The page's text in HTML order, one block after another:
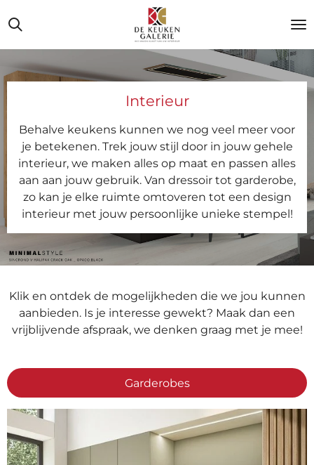
direct
naar
de
hoofdinhoud
Interieur
Behalve keukens kunnen we nog veel meer voor
je betekenen. Trek jouw stijl door in jouw gehele
interieur, we maken alles op maat en passen alles
aan aan jouw gebruik. Van dressoir tot garderobe,
zo kan je elke ruimte omtoveren tot een design
interieur met jouw persoonlijke unieke stempel!
Klik en ontdek de mogelijkheden die we jou kunnen
aanbieden. Is je interesse gewekt? Maak dan een
vrijblijvende afspraak, we denken graag met je mee!
Garderobes